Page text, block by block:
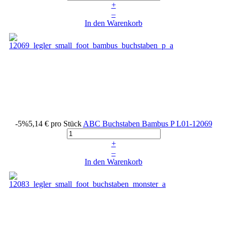
+
–
In den Warenkorb
-5%5,14 € pro Stück ABC Buchstaben Bambus PL01-12069
+
–
In den Warenkorb